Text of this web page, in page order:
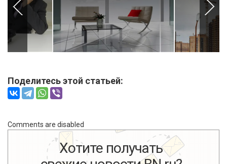
Поделитесь этой статьей:
Comments are disabled
Хотите получать